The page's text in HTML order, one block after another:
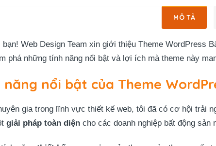
MÔ TẢ
bạn! Web Design Team xin giới thiệu Theme WordPress
phá những tính năng nổi bật và lợi ích mà theme này
năng nổi bật của Theme
gia trong lĩnh vực thiết kế web, tôi đã có cơ hội trải
giải pháp toàn diện cho các doanh nghiệp bất động